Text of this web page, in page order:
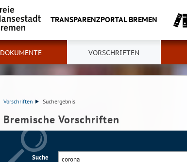
TRANSPARENZPORTAL BREMEN
DOKUMENTE VORSCHRIFTEN
Vorschriften Suchergebnis
Bremische Vorschriften
Suche